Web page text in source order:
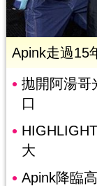
Apink走過15
拋開阿湯
口
大
Apink降臨